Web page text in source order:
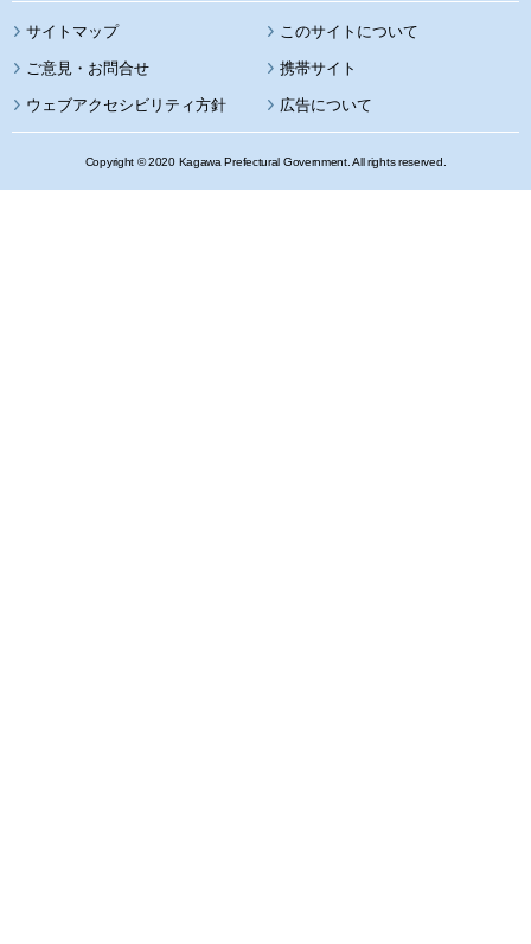
サイトマップ このサイトについて
携帯サイト
ウェブアクセシビリティ方針 広告について
Copyright © 2020 Kagawa Prefectural Government. All rights reserved.